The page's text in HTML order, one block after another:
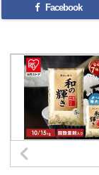
Facebook